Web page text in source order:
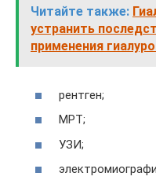
Читайте также:
устранить
применения
рентген;
МРТ;
УЗИ;